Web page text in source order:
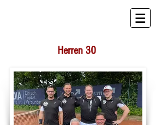
Herren 30